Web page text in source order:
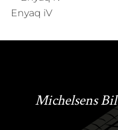
Enyaq iV
Michelsens